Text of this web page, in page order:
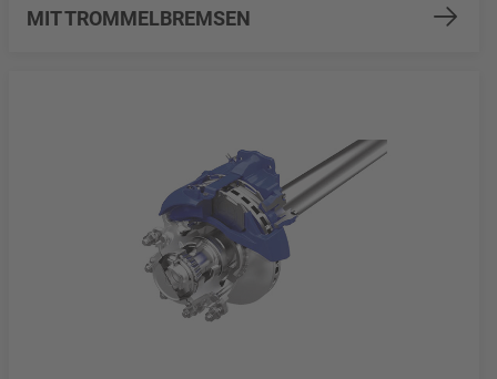
MIT TROMMELBREMSEN